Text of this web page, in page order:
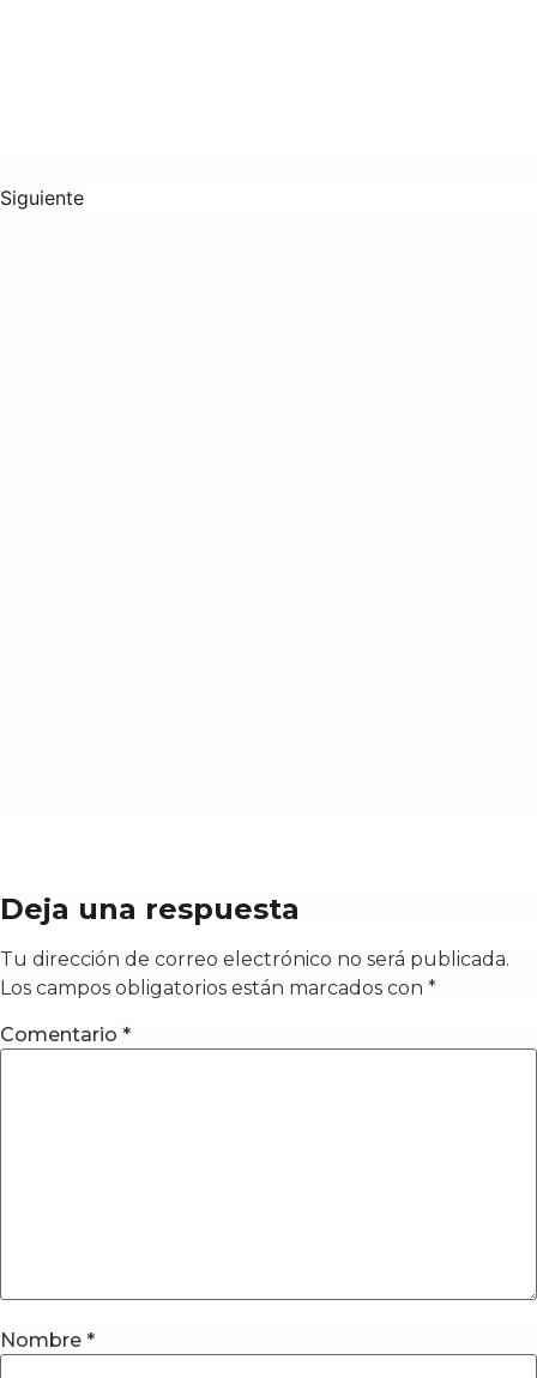
Siguiente
Deja una respuesta
Tu dirección de correo electrónico no será publicada.
Los campos obligatorios están marcados con *
Comentario *
Nombre *